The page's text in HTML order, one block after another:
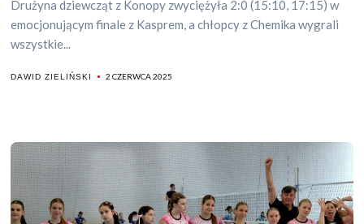
Drużyna dziewcząt z Konopy zwyciężyła 2:0 (15:10, 17:15) w
emocjonującym finale z Kasprem, a chłopcy z Chemika wygrali
wszystkie...
DAWID ZIELIŃSKI 2 CZERWCA 2025